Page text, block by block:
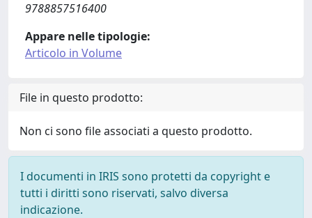
9788857516400
Appare nelle tipologie:
Articolo in Volume
File in questo prodotto:
Non ci sono file associati a questo prodotto.
I documenti in IRIS sono protetti da copyright e
tutti i diritti sono riservati, salvo diversa
indicazione.